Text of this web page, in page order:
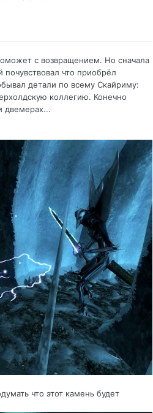
с возвращением. Но сначала
что приобрёл
детали по всему Скайриму:
коллегию. Конечно
двемерах...
что этот камень будет